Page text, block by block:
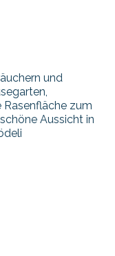
und
zum
Aussicht in